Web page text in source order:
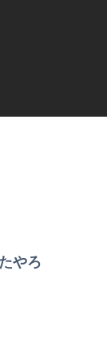
力してほしそう
やろ